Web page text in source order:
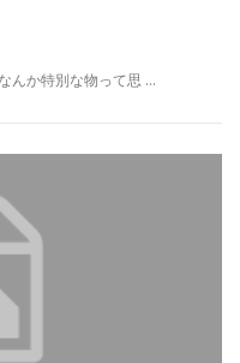
んか特別な物って思 …